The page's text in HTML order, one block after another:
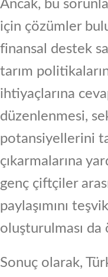
Ancak, bu
için çözümler
finansal destek
tarım
ihtiyaçlarına
düzenlenmesi,
potansiyellerini
çıkarmalarına
genç çiftçiler
paylaşımını
oluşturulması da
Sonuç olarak,